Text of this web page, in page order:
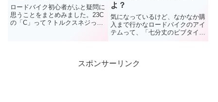
ロードバイク初心者がふと疑問に
思うことをまとめみました。23C
の「C」って？トルクスネジって
よ？
気になっているけど、なかなか購
入まで行かなロードバイクのアイ
テムって、「七分丈のビブタイ
トレスからWiggleでポチりました
スポンサーリンク